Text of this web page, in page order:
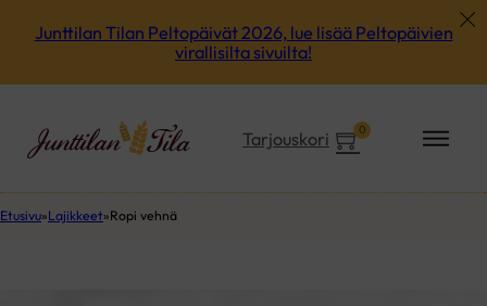
Junttilan Tilan Peltopäivät 2026, lue lisää Peltopäivien
virallisilta sivuilta!
0
Tarjouskori
Etusivu Lajikkeet Ropi vehnä